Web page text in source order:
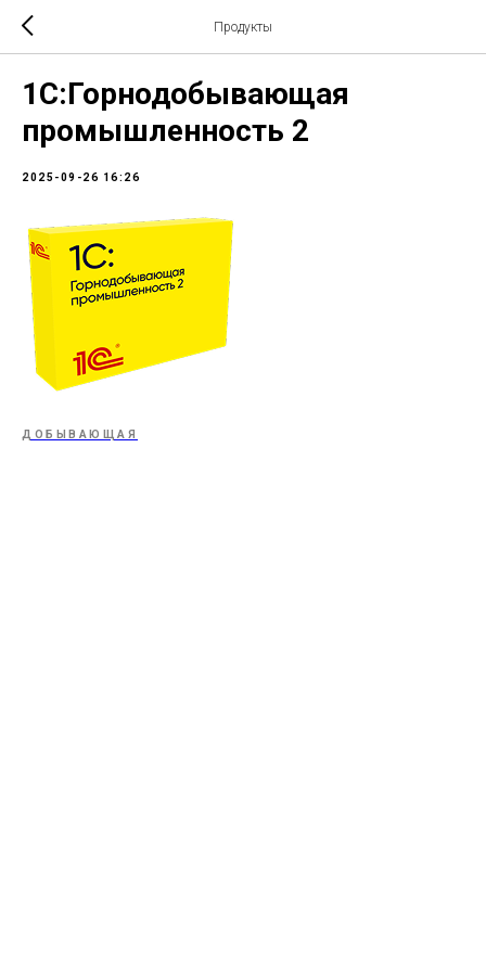
Продукты
1С:Горнодобывающая
промышленность 2
2025-09-26 16:26
ДОБЫВАЮЩАЯ